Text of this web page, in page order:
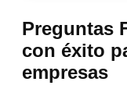
Preguntas
con éxito
empresas